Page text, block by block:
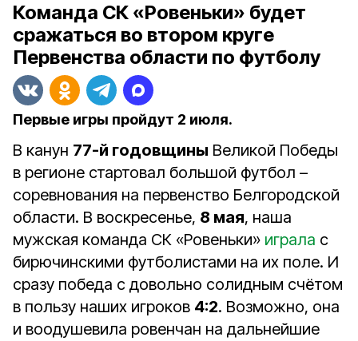
Команда СК «Ровеньки» будет
сражаться во втором круге
Первенства области по футболу
Первые игры пройдут 2 июля.
В канун 77-й годовщины Великой Победы
в регионе стартовал большой футбол –
соревнования на первенство Белгородской
области. В воскресенье, 8 мая, наша
мужская команда СК «Ровеньки» играла с
бирючинскими футболистами на их поле. И
сразу победа с довольно солидным счётом
в пользу наших игроков 4:2. Возможно, она
и воодушевила ровенчан на дальнейшие